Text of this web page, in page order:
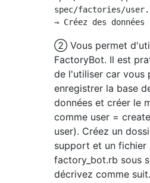
spec/factories/
② Vous permet
FactoryBot. Il est
de l'utiliser car vous
enregistrer la base
données et créer le
comme user =
user). Créez un
support et un fichier
factory_bot.rb sous
décrivez comme suit.